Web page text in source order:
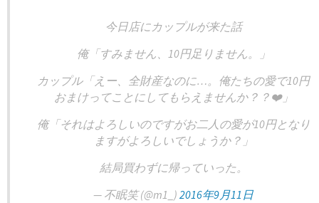
今日店にカップルが来た話
俺「すみません、10円足りません。」
カップル「えー、全財産なのに…。俺たちの愛で10円
おまけってことにしてもらえませんか？？❤️」
俺「それはよろしいのですがお二人の愛が10円となり
ますがよろしいでしょうか？」
結局買わずに帰っていった。
— 不眠笑 (@m1_) 2016年9月11日